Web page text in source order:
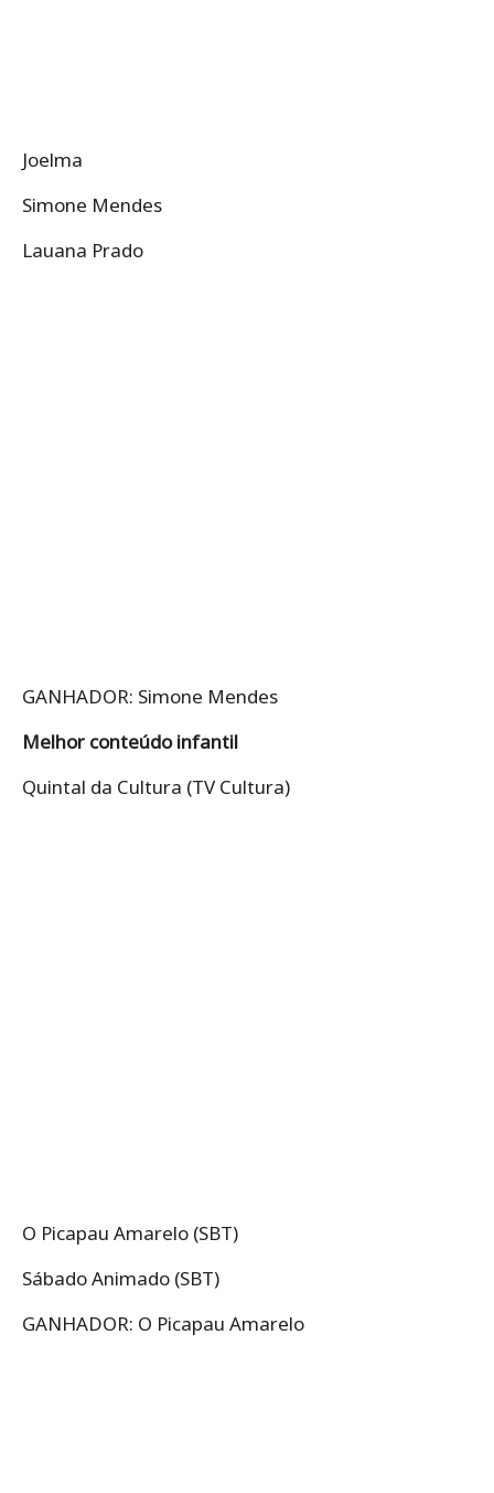
Joelma
Simone Mendes
Lauana Prado
GANHADOR: Simone Mendes
Melhor conteúdo infantil
Quintal da Cultura (TV Cultura)
O Picapau Amarelo (SBT)
Sábado Animado (SBT)
GANHADOR: O Picapau Amarelo